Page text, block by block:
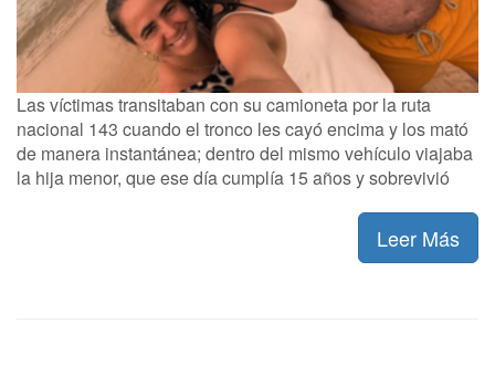
Las víctimas transitaban con su camioneta por la ruta
nacional 143 cuando el tronco les cayó encima y los mató
de manera instantánea; dentro del mismo vehículo viajaba
la hija menor, que ese día cumplía 15 años y sobrevivió
Leer Más